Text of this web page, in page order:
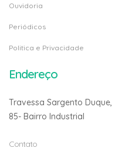
Ouvidoria
Periódicos
Politica e Privacidade
Endereço
Travessa Sargento Duque,
85- Bairro Industrial
Contato